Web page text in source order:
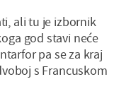
ali tu je izbornik
god stavi neće
pa se za kraj
s Francuskom